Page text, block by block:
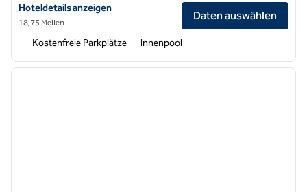
Hoteldetails für Hilton Garden Inn Livermore anzeigen
Hoteldetails anzeigen
18,75 Meilen
Daten auswählen
Kostenfreie Parkplätze Innenpool
1 von 12